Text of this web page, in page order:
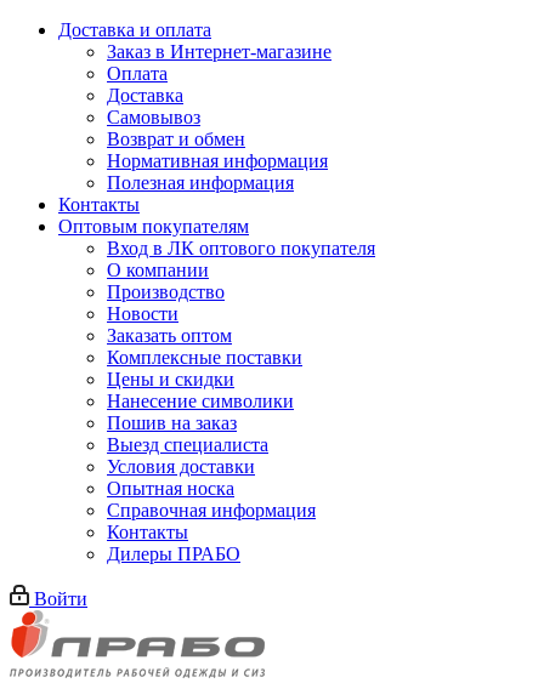
Доставка и оплата
Заказ в Интернет-магазине
Оплата
Доставка
Самовывоз
Возврат и обмен
Нормативная информация
Полезная информация
Контакты
Оптовым покупателям
Вход в ЛК оптового покупателя
О компании
Производство
Новости
Заказать оптом
Комплексные поставки
Цены и скидки
Нанесение символики
Пошив на заказ
Выезд специалиста
Условия доставки
Опытная носка
Справочная информация
Контакты
Дилеры ПРАБО
Войти